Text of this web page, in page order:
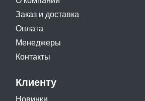
Заказ и доставка
Оплата
Менеджеры
Контакты
Клиенту
Новинки